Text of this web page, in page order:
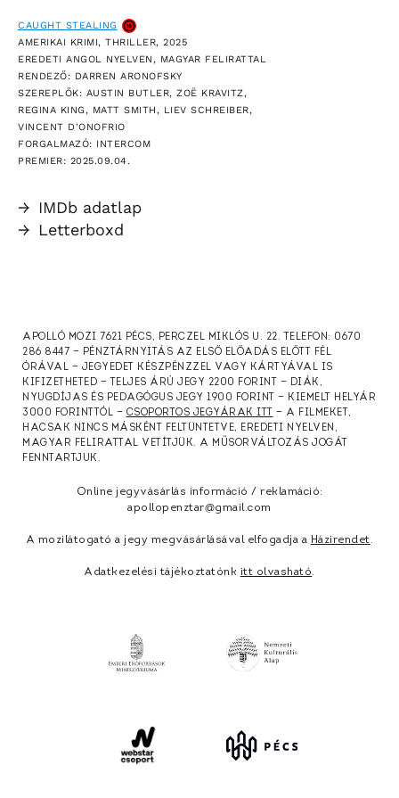
CAUGHT STEALING
AMERIKAI KRIMI, THRILLER, 2025
EREDETI ANGOL NYELVEN, MAGYAR FELIRATTAL
RENDEZŐ: DARREN ARONOFSKY
SZEREPLŐK: AUSTIN BUTLER, ZOË KRAVITZ,
REGINA KING, MATT SMITH, LIEV SCHREIBER,
VINCENT D'ONOFRIO
FORGALMAZÓ: INTERCOM
PREMIER: 2025.09.04.
→ IMDb adatlap
→ Letterboxd
APOLLÓ MOZI 7621 PÉCS, PERCZEL MIKLÓS U. 22. TELEFON: 0670
286 8447 — PÉNZTÁRNYITÁS AZ ELSŐ ELŐADÁS ELŐTT FÉL
ÓRÁVAL — JEGYEDET KÉSZPÉNZZEL VAGY KÁRTYÁVAL IS
KIFIZETHETED — TELJES ÁRÚ JEGY 2200 FORINT — DIÁK,
NYUGDÍJAS ÉS PEDAGÓGUS JEGY 1900 FORINT — KIEMELT HELYÁR
3000 FORINTTÓL — CSOPORTOS JEGYÁRAK ITT
— A FILMEKET,
HACSAK NINCS MÁSKÉNT FELTÜNTETVE, EREDETI NYELVEN,
MAGYAR FELIRATTAL VETÍTJÜK. A MŰSORVÁLTOZÁS JOGÁT
FENNTARTJUK.
Online jegyvásárlás információ / reklamáció:
apollopenztar@gmail.com
A mozilátogató a jegy megvásárlásával elfogadja a Házirendet.
Adatkezelési tájékoztatónk itt olvasható.